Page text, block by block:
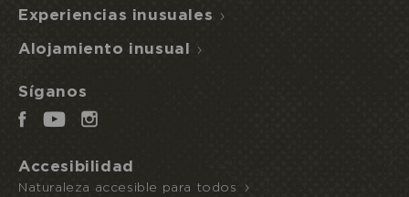
Experiencias inusuales
Alojamiento inusual
Síganos
Accesibilidad
Naturaleza accesible para todos